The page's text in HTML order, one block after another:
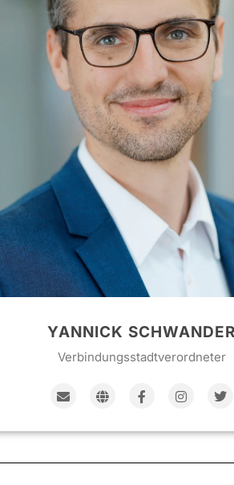
YANNICK SCHWANDER
Verbindungsstadtverordneter